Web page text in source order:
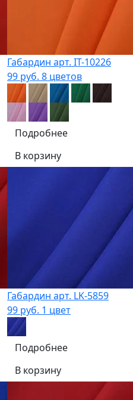
Габардин арт. IT-10226
99 руб. 8 цветов
Подробнее
В корзину
Габардин арт. LK-5859
99 руб. 1 цвет
Подробнее
В корзину